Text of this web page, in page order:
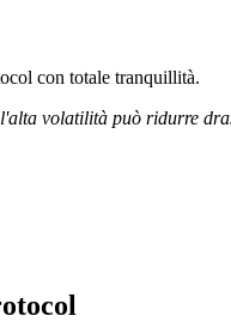
con totale tranquillità.
volatilità può ridurre